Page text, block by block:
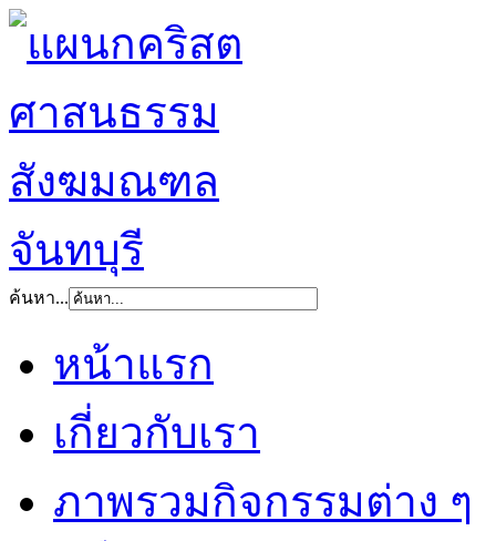
ค้นหา...
หน้าแรก
เกี่ยวกับเรา
ภาพรวมกิจกรรมต่าง ๆ